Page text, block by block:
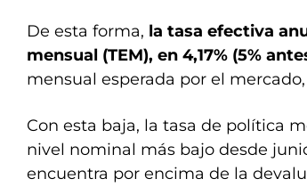
De esta forma, la tasa efectiva
mensual (TEM), en 4,17% (5%
mensual esperada por el
Con esta baja, la tasa de política
nivel nominal más bajo desde
encuentra por encima de la